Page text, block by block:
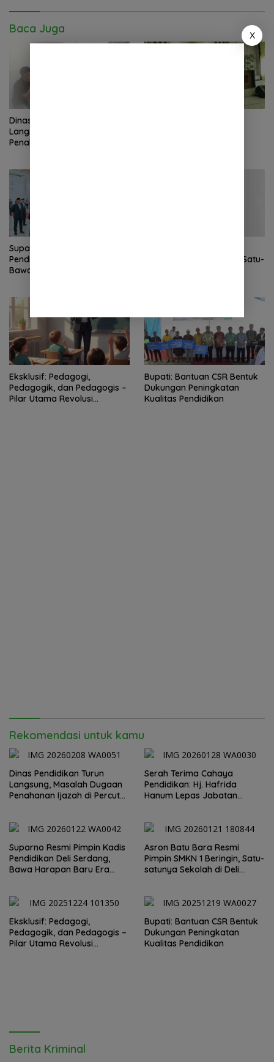
Baca Juga
Dinas Pendidikan Turun
Langsung, Masalah Dugaan
Penahanan Ijazah di Percut
Suparno Resmi Pimpin Kadis
Pendidikan Deli Serdang,
Bawa Harapan Baru Era
Pimpin SMKN 1 Beringin, Satu-
Eksklusif: Pedagogi,
Pedagogik, dan Pedagogis –
Pilar Utama Revolusi
Bupati: Bantuan CSR Bentuk
Dukungan Peningkatan
Kualitas Pendidikan
Rekomendasi untuk kamu
Dinas Pendidikan Turun
Langsung, Masalah Dugaan
Penahanan Ijazah di Percut
Serah Terima Cahaya
Pendidikan: Hj. Hafrida
Hanum Lepas Jabatan
Suparno Resmi Pimpin Kadis
Pendidikan Deli Serdang,
Bawa Harapan Baru Era
Asron Batu Bara Resmi
Pimpin SMKN 1 Beringin, Satu-
satunya Sekolah di Deli
Baru Pendidikan Vokasi!
Eksklusif: Pedagogi,
Pedagogik, dan Pedagogis –
Pilar Utama Revolusi
Bupati: Bantuan CSR Bentuk
Dukungan Peningkatan
Kualitas Pendidikan
Berita Kriminal
X